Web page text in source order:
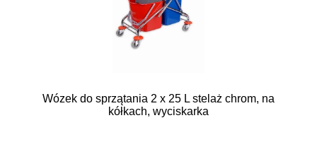
Wózek do sprzątania 2 x 25 L stelaż chrom, na
kółkach, wyciskarka